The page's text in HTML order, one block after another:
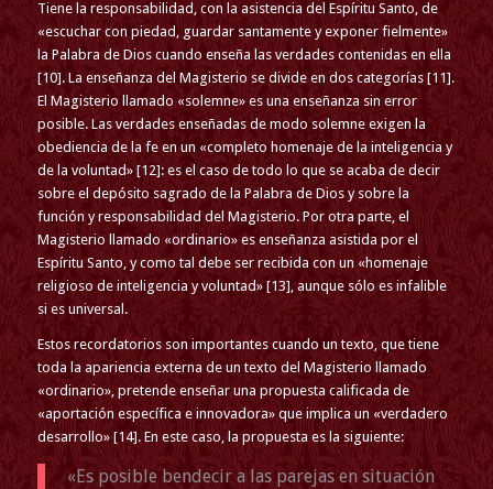
Tiene la responsabilidad, con la asistencia del Espíritu Santo, de
«escuchar con piedad, guardar santamente y exponer fielmente»
la Palabra de Dios cuando enseña las verdades contenidas en ella
[10]. La enseñanza del Magisterio se divide en dos categorías [11].
El Magisterio llamado «solemne» es una enseñanza sin error
posible. Las verdades enseñadas de modo solemne exigen la
obediencia de la fe en un «completo homenaje de la inteligencia y
de la voluntad» [12]: es el caso de todo lo que se acaba de decir
sobre el depósito sagrado de la Palabra de Dios y sobre la
función y responsabilidad del Magisterio. Por otra parte, el
Magisterio llamado «ordinario» es enseñanza asistida por el
Espíritu Santo, y como tal debe ser recibida con un «homenaje
religioso de inteligencia y voluntad» [13], aunque sólo es infalible
si es universal.
Estos recordatorios son importantes cuando un texto, que tiene
toda la apariencia externa de un texto del Magisterio llamado
«ordinario», pretende enseñar una propuesta calificada de
«aportación específica e innovadora» que implica un «verdadero
desarrollo» [14]. En este caso, la propuesta es la siguiente:
«Es posible bendecir a las parejas en situación